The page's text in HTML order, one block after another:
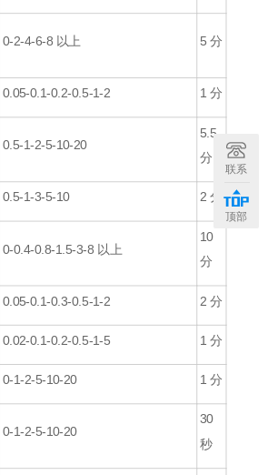
0-2-4-6-8 以上 5分
0.05-0.1-0.2-0.5-1-2 1分
0.5-1-2-5-10-20
5.5
分
0.5-1-3-5-10 2分
0-0.4-0.8-1.5-3-8 以上
10
分
0.05-0.1-0.3-0.5-1-2 2分
0.02-0.1-0.2-0.5-1-5 1分
0-1-2-5-10-20 1分
0-1-2-5-10-20
30
秒
联系
顶部